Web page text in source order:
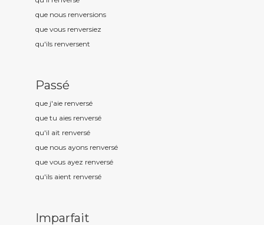
que nous renversions
que vous renversiez
qu'ils renversent
Passé
que j'aie renversé
que tu aies renversé
qu'il ait renversé
que nous ayons renversé
que vous ayez renversé
qu'ils aient renversé
Imparfait